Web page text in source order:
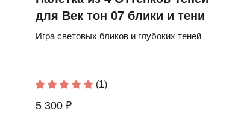
для Век тон 07 блики и тени
Игра световых бликов и глубоких теней
(1)
5 300 ₽